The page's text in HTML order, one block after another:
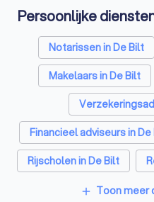
Persoonlijke
Notarissen in De Bilt
Makelaars in De Bilt
Financieel adviseurs in
Rijscholen in De Bilt
add Toon meer